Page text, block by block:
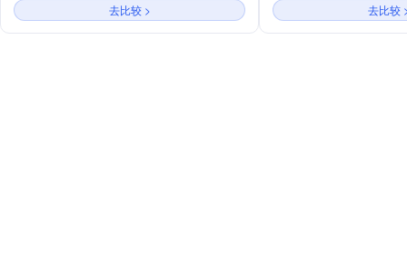
红行动能、边缘AI硬件等，拥有车辆检测与识
别、对象检测与跟踪、自动红行动能和车牌识别
去比较 >
控、标注、审计，为客户
获得准确视觉问题答案的
去比较